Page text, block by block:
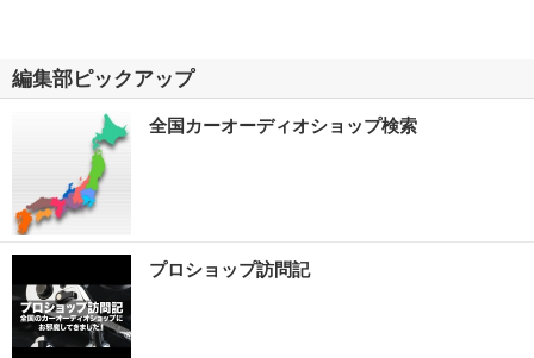
編集部ピックアップ
全国カーオーディオショップ検索
プロショップ訪問記